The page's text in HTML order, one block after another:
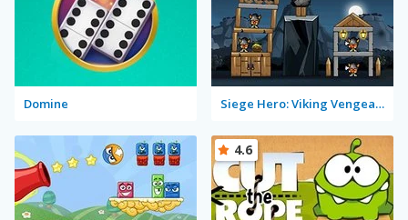
Domine Siege Hero: Viking Vengeance
4.6